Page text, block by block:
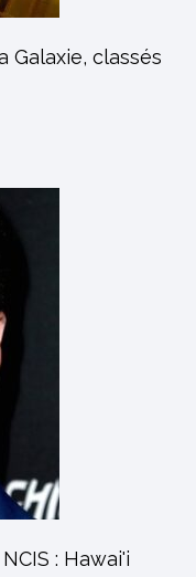
Galaxie, classés
: Hawai'i